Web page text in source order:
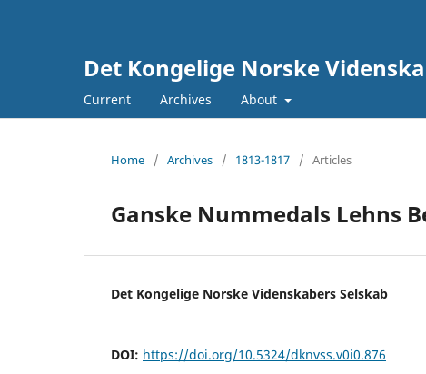
Det Kongelige Norske
Current Archives About
Home / Archives / 1813-1817 / Articles
Ganske Nummedals Lehns
Det Kongelige Norske Videnskabers Selskab
DOI: https://doi.org/10.5324/dknvss.v0i0.876